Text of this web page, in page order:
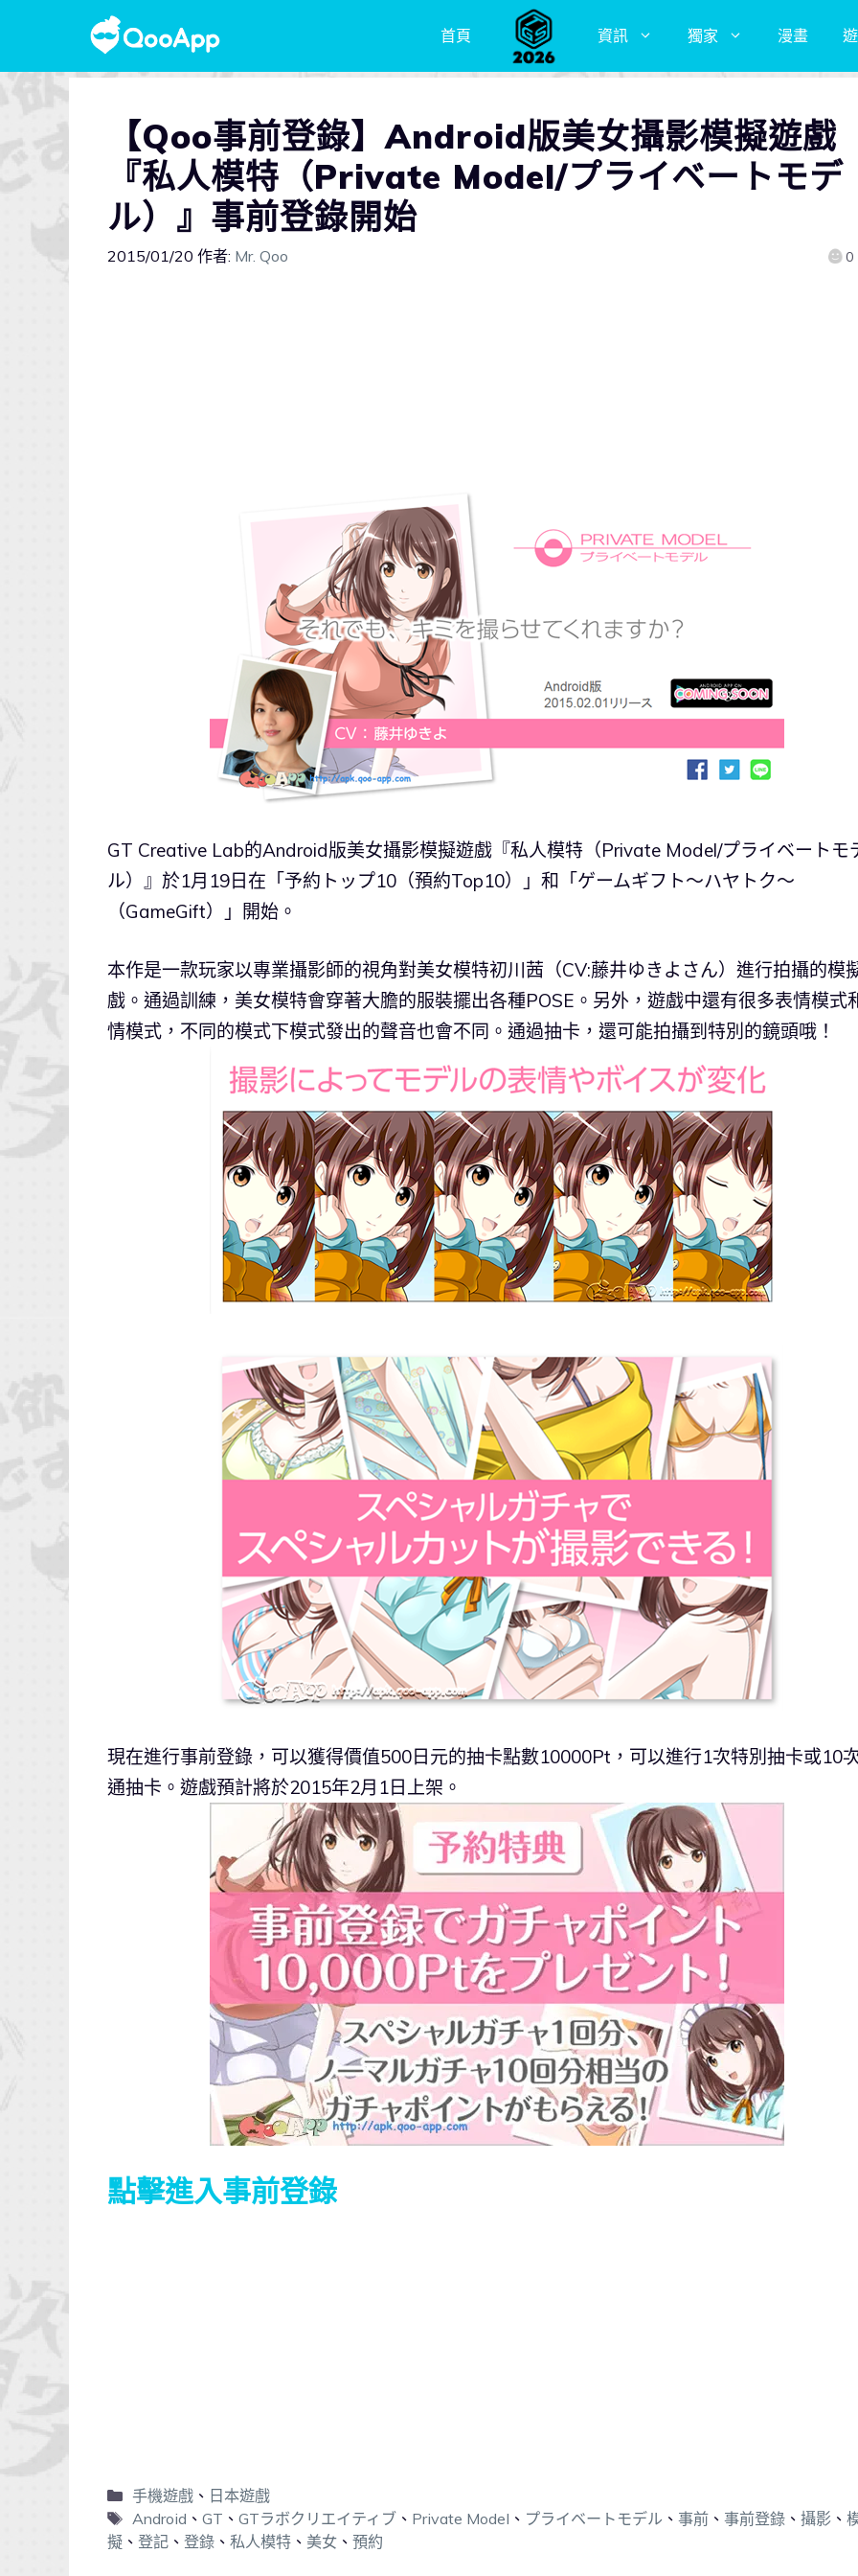
首頁 資訊 獨家 漫畫
【Qoo事前登錄】Android版美女攝影模擬遊戲
『私人模特（Private Model/プライベートモデ
ル）』事前登錄開始
2015/01/20 作者: Mr. Qoo 0
GT Creative Lab的Android版美女攝影模擬遊戲『私人模特（Private Model/プライベートモ
ル）』於1月19日在「予約トップ10（預約Top10）」和「ゲームギフト〜ハヤトク〜
（GameGift）」開始。
本作是一款玩家以專業攝影師的視角對美女模特初川茜（CV:藤井ゆきよさん）進行拍攝的模
戲。通過訓練，美女模特會穿著大膽的服裝擺出各種POSE。另外，遊戲中還有很多表情模式
情模式，不同的模式下模式發出的聲音也會不同。通過抽卡，還可能拍攝到特別的鏡頭哦！
現在進行事前登錄，可以獲得價值500日元的抽卡點數10000Pt，可以進行1次特別抽卡或10
通抽卡。遊戲預計將於2015年2月1日上架。
點擊進入事前登錄
手機遊戲、 日本遊戲
Android 、 GT 、 GTラボクリエイティブ、 Private Model 、 プライベートモデル、 事前、 事前登錄、 攝影、
擬 、 登記 、 登錄 、 私人模特 、 美女 、 預約